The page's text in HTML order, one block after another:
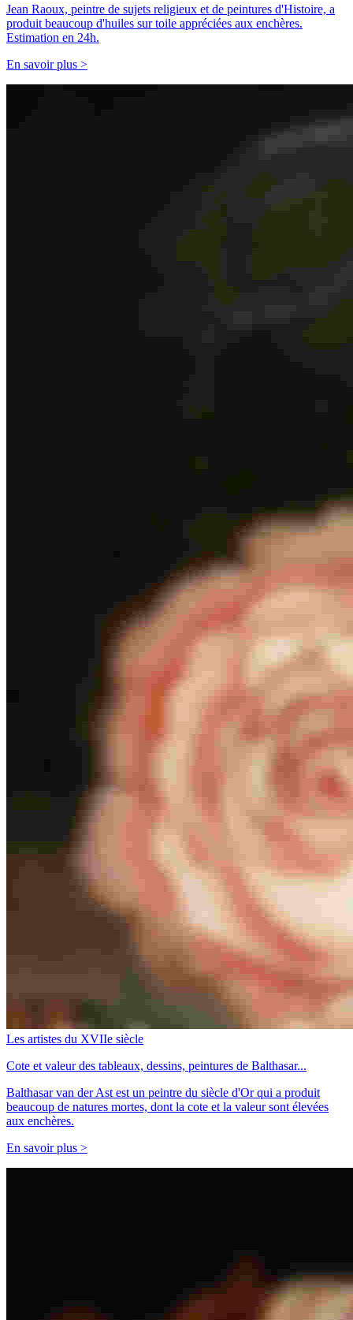
Jean Raoux, peintre de sujets religieux et de peintures d'Histoire, a
produit beaucoup d'huiles sur toile appréciées aux enchères.
Estimation en 24h.
En savoir plus >
Les artistes du XVIIe siècle
Cote et valeur des tableaux, dessins, peintures de Balthasar...
Balthasar van der Ast est un peintre du siècle d'Or qui a produit
beaucoup de natures mortes, dont la cote et la valeur sont élevées
aux enchères.
En savoir plus >